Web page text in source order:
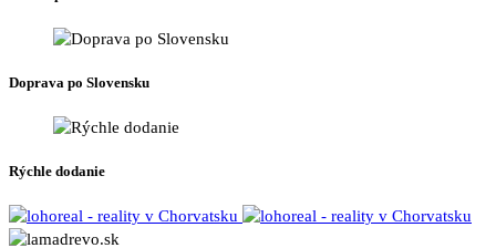
Doprava po Slovensku
Rýchle dodanie